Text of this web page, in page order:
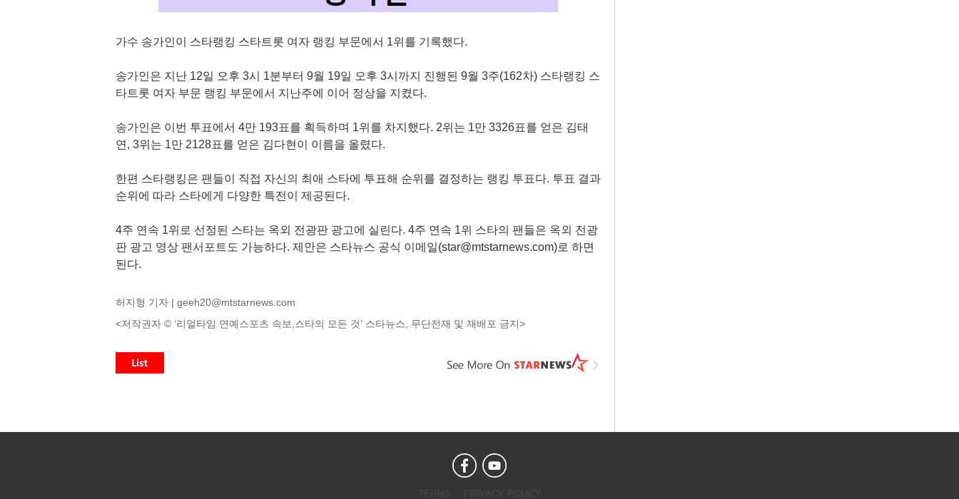
가수 송가인이 스타랭킹 스타트롯 여자 랭킹 부문에서 1위를 기록했다.
송가인은 지난 12일 오후 3시 1분부터 9월 19일 오후 3시까지 진행된 9월 3주(162차) 스타랭킹 스
타트롯 여자 부문 랭킹 부문에서 지난주에 이어 정상을 지켰다.
송가인은 이번 투표에서 4만 193표를 획득하며 1위를 차지했다. 2위는 1만 3326표를 얻은 김태
연, 3위는 1만 2128표를 얻은 김다현이 이름을 올렸다.
한편 스타랭킹은 팬들이 직접 자신의 최애 스타에 투표해 순위를 결정하는 랭킹 투표다. 투표 결과
순위에 따라 스타에게 다양한 특전이 제공된다.
4주 연속 1위로 선정된 스타는 옥외 전광판 광고에 실린다. 4주 연속 1위 스타의 팬들은 옥외 전광
판 광고 영상 팬서포트도 가능하다. 제안은 스타뉴스 공식 이메일(star@mtstarnews.com)로 하면
된다.
허지형 기자 | geeh20@mtstarnews.com
<저작권자 © ‘리얼타임 연예스포츠 속보,스타의 모든 것’ 스타뉴스, 무단전재 및 재배포 금지>